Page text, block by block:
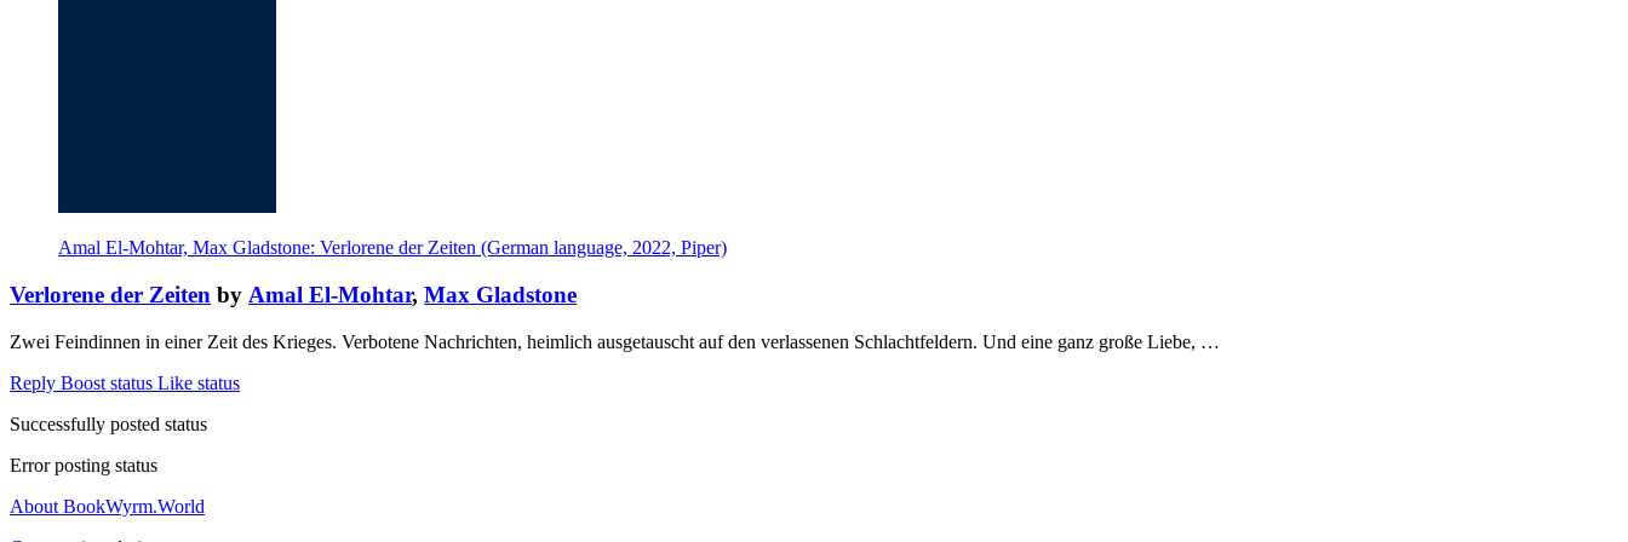
Amal El-Mohtar, Max Gladstone: Verlorene der Zeiten (German language, 2022, Piper)
Verlorene der Zeiten by Amal El-Mohtar, Max Gladstone
Zwei Feindinnen in einer Zeit des Krieges. Verbotene Nachrichten, heimlich ausgetauscht auf den verlassenen Schlachtfeldern. Und eine ganz große Liebe, …
Reply Boost status Like status
Successfully posted status
Error posting status
About BookWyrm.World